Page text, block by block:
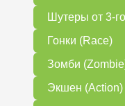
Шутеры от 3-
Гонки (Race)
Зомби
Экшен (Action)